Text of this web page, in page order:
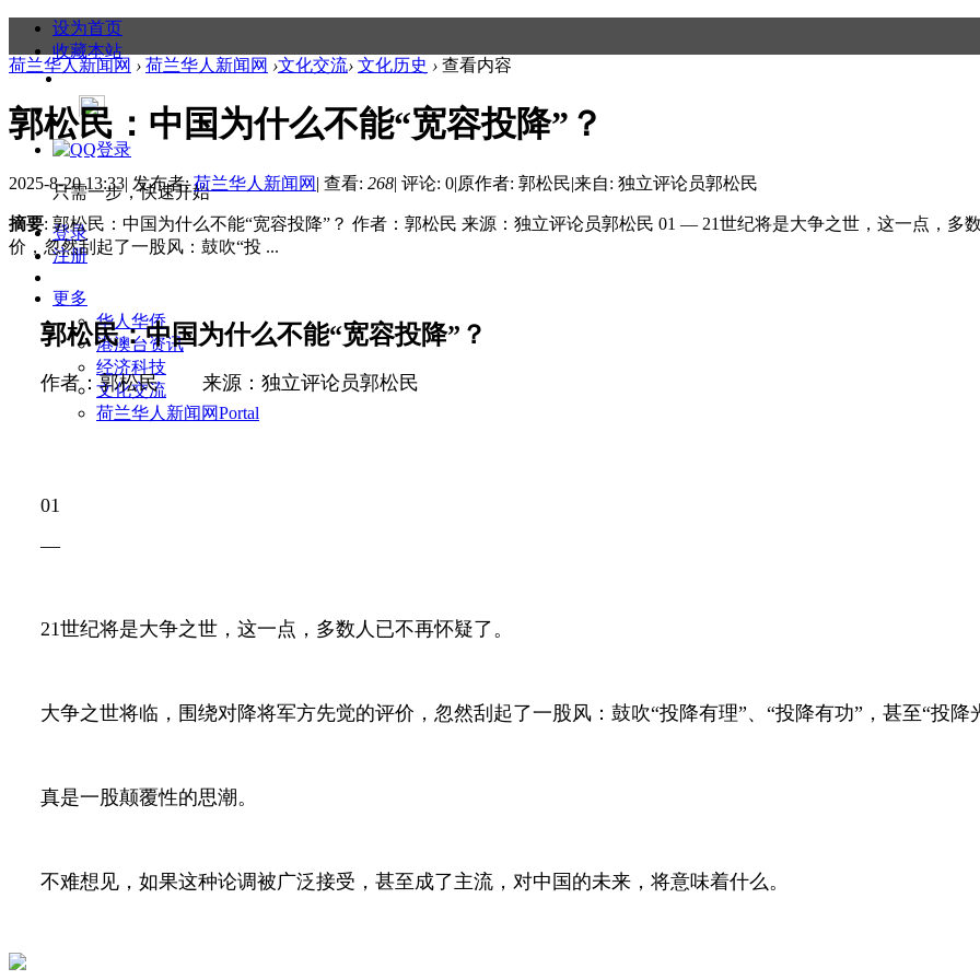
设为首页
收藏本站
只需一步，快速开始
登录
注册
更多
华人华侨
港澳台资讯
经济科技
文化交流
荷兰华人新闻网Portal
荷兰华人新闻网 › 荷兰华人新闻网 ›文化交流› 文化历史 › 查看内容
郭松民：中国为什么不能“宽容投降”？
2025-8-20 13:33| 发布者:荷兰华人新闻网 | 查看: 268| 评论: 0|原作者: 郭松民|来自: 独立评论员郭松民
摘要: 郭松民：中国为什么不能“宽容投降”？ 作者：郭松民 来源：独立评论员郭松民 01 — 21世纪将是大争之世，这一点，
价，忽然刮起了一股风：鼓吹“投 ...
郭松民：中国为什么不能“宽容投降”？
作者：郭松民 来源：独立评论员郭松民
01
—
21世纪将是大争之世，这一点，多数人已不再怀疑了。
大争之世将临，围绕对降将军方先觉的评价，忽然刮起了一股风：鼓吹“投降有理”、“投降有功”，甚至“投降
真是一股颠覆性的思潮。
不难想见，如果这种论调被广泛接受，甚至成了主流，对中国的未来，将意味着什么。